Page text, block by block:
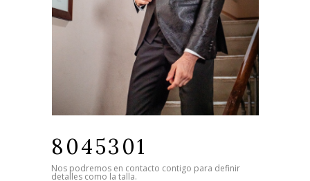
8045301
Nos podremos en contacto contigo para definir
detalles como la talla.